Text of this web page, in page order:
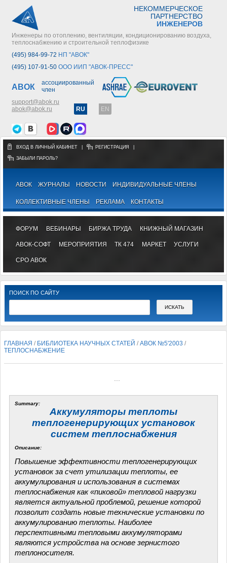
НЕКОММЕРЧЕСКОЕ
ПАРТНЕРСТВО
ИНЖЕНЕРОВ
Инженеры по отоплению, вентиляции, кондиционированию воздуха,
теплоснабжению и строительной теплофизике
(495) 984-99-72 НП "АВОК"
(495) 107-91-50 ООО ИИП "АВОК-ПРЕСС"
АВОК
ассоциированный
член
support@abok.ru
abok@abok.ru
RU EN
ВХОД В ЛИЧНЫЙ КАБИНЕТ РЕГИСТРАЦИЯ
ЗАБЫЛИ ПАРОЛЬ?
АВОК ЖУРНАЛЫ НОВОСТИ ИНДИВИДУАЛЬНЫЕ ЧЛЕНЫ
КОЛЛЕКТИВНЫЕ ЧЛЕНЫ РЕКЛАМА КОНТАКТЫ
ФОРУМ ВЕБИНАРЫ БИРЖА ТРУДА КНИЖНЫЙ МАГАЗИН
АВОК-СОФТ МЕРОПРИЯТИЯ ТК 474 МАРКЕТ УСЛУГИ
СРО АВОК
ПОИСК ПО САЙТУ
ГЛАВНАЯ / БИБЛИОТЕКА НАУЧНЫХ СТАТЕЙ /АВОК №5'2003 /
ТЕПЛОСНАБЖЕНИЕ
Summary:
Аккумуляторы теплоты
теплогенерирующих установок
систем теплоснабжения
Описание:
Повышение эффективности теплогенерирующих
установок за счет утилизации теплоты, ее
аккумулирования и использования в системах
теплоснабжения как «пиковой» тепловой нагрузки
является актуальной проблемой, решение которой
позволит создать новые технические установки по
аккумулированию теплоты. Наиболее
перспективными тепловыми аккумуляторами
являются устройства на основе зернистого
теплоносителя.